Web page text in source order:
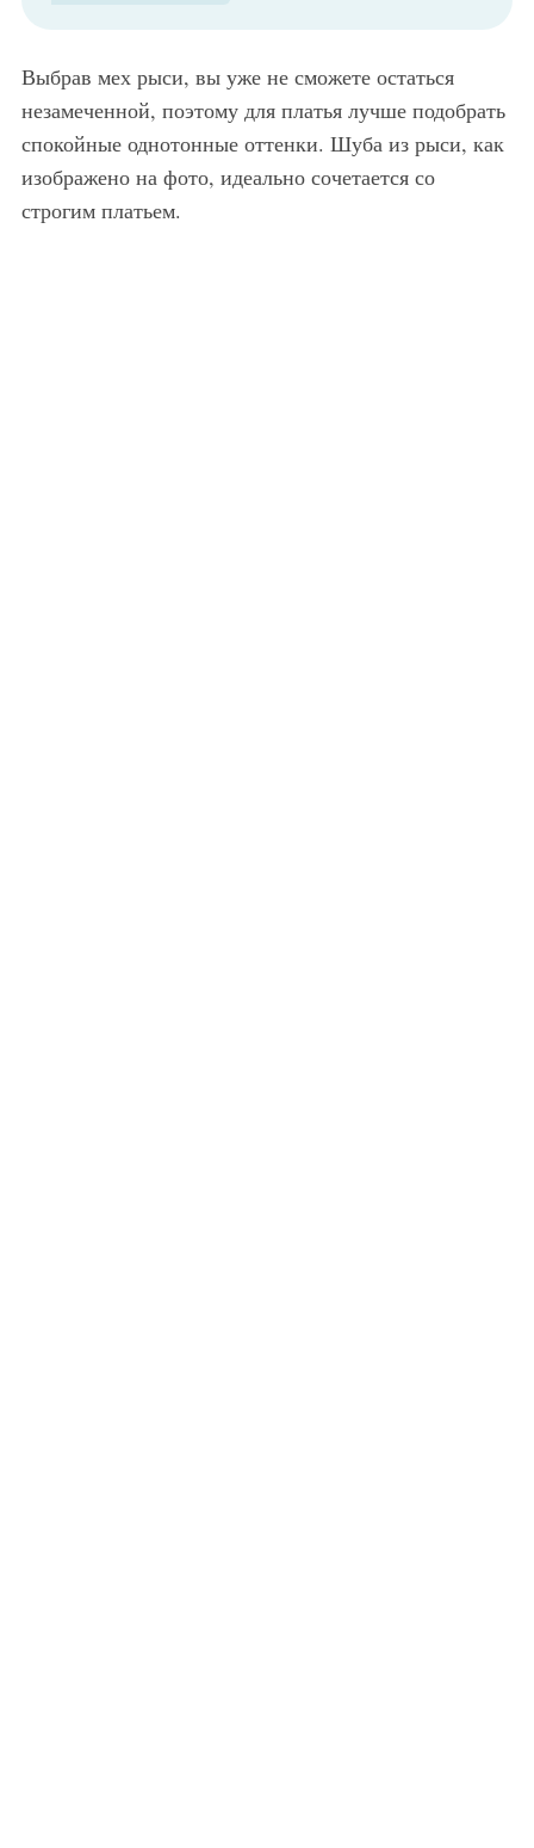
Выбрав мех рыси, вы уже не сможете остаться
незамеченной, поэтому для платья лучше подобрать
спокойные однотонные оттенки. Шуба из рыси, как
изображено на фото, идеально сочетается со
строгим платьем.